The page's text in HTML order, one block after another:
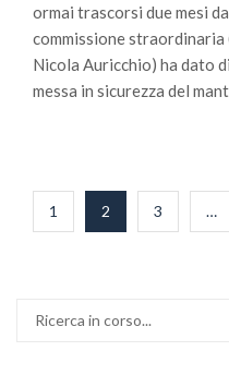
ormai trascorsi due mesi
commissione
Nicola Auricchio) ha dato
messa in sicurezza del
Paginazione
degli
1 2 3 …